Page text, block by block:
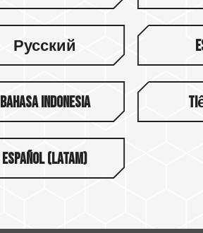
Русский
Bahasa Indonesia
Español (Latam)